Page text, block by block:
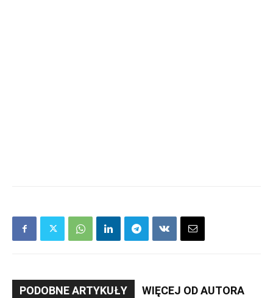
PODOBNE ARTYKUŁY WIĘCEJ OD AUTORA